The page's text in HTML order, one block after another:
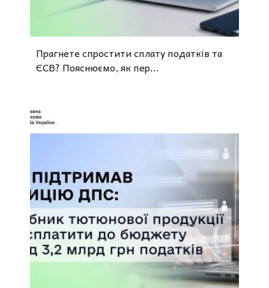
Прагнете спростити сплату податків та
ЄСВ? Пояснюємо, як пер...